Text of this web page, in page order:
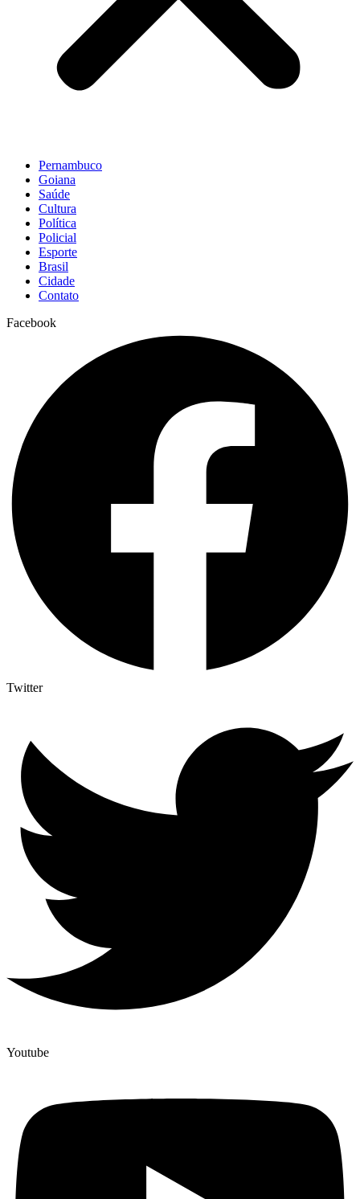
Pernambuco
Goiana
Saúde
Cultura
Política
Policial
Esporte
Brasil
Cidade
Contato
Facebook
Twitter
Youtube